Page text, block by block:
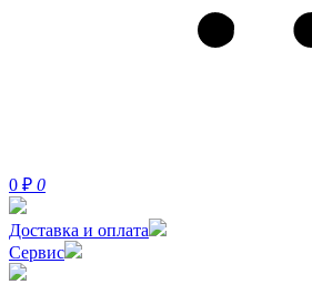
0 ₽ 0
Доставка и оплата
Сервис